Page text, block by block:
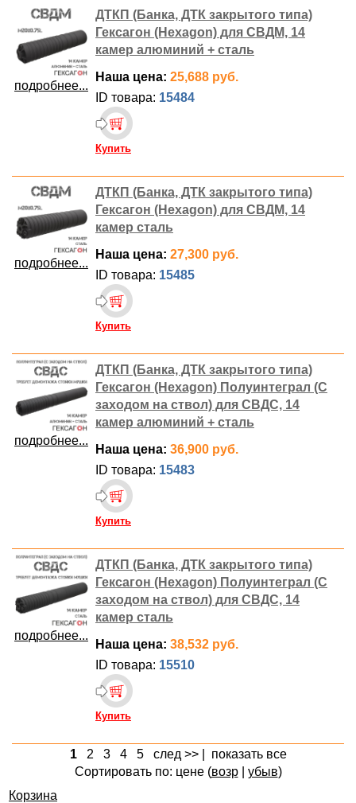
подробнее...
ДТКП (Банка, ДТК закрытого типа)
Гексагон (Hexagon) для СВДМ, 14
камер алюминий + сталь
Наша цена: 25,688 руб.
ID товара: 15484
Купить
подробнее...
ДТКП (Банка, ДТК закрытого типа)
Гексагон (Hexagon) для СВДМ, 14
камер сталь
Наша цена: 27,300 руб.
ID товара: 15485
Купить
подробнее...
ДТКП (Банка, ДТК закрытого типа)
Гексагон (Hexagon) Полуинтеграл (С
заходом на ствол) для СВДС, 14
камер алюминий + сталь
Наша цена: 36,900 руб.
ID товара: 15483
Купить
подробнее...
ДТКП (Банка, ДТК закрытого типа)
Гексагон (Hexagon) Полуинтеграл (С
заходом на ствол) для СВДС, 14
камер сталь
Наша цена: 38,532 руб.
ID товара: 15510
Купить
1 2 3 4 5 след >>| показать все
Сортировать по: цене (возр| убыв)
Корзина